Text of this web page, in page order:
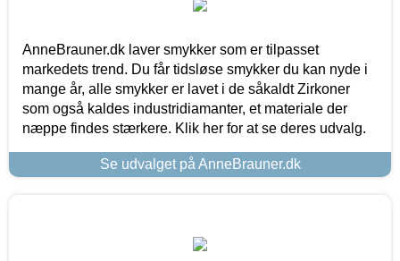
AnneBrauner.dk laver smykker som er tilpasset
markedets trend. Du får tidsløse smykker du kan nyde i
mange år, alle smykker er lavet i de såkaldt Zirkoner
som også kaldes industridiamanter, et materiale der
næppe findes stærkere. Klik her for at se deres udvalg.
Se udvalget på AnneBrauner.dk